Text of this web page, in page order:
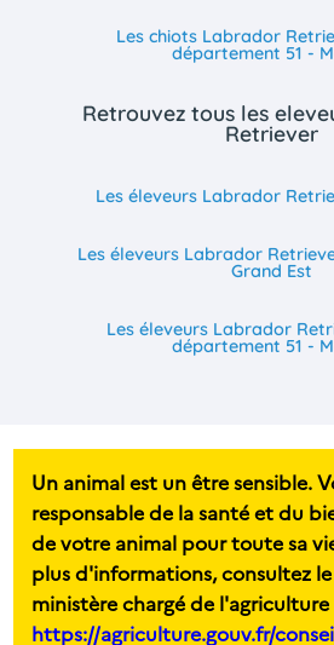
Les chiots Labrador
département 51 -
Retrouvez tous les
Retriever
Les éleveurs Labrador
Les éleveurs Labrador
Grand Est
Les éleveurs Labrador
département 51 -
Un animal est un être sensible.
responsable de la santé et du
de votre animal pour toute sa
plus d'informations, consultez
ministère chargé de l'agriculture
https://agriculture.gouv.fr/